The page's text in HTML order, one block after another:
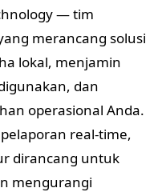
— tim
merancang solusi
lokal, menjamin
dan
operasional Anda.
real-time,
dirancang untuk
mengurangi